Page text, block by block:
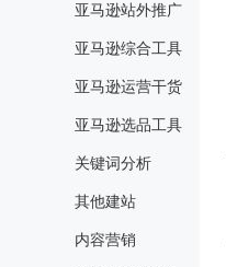
亚马逊站外推广
亚马逊综合工具
亚马逊运营干货
亚马逊选品工具
关键词分析
其他建站
内容营销